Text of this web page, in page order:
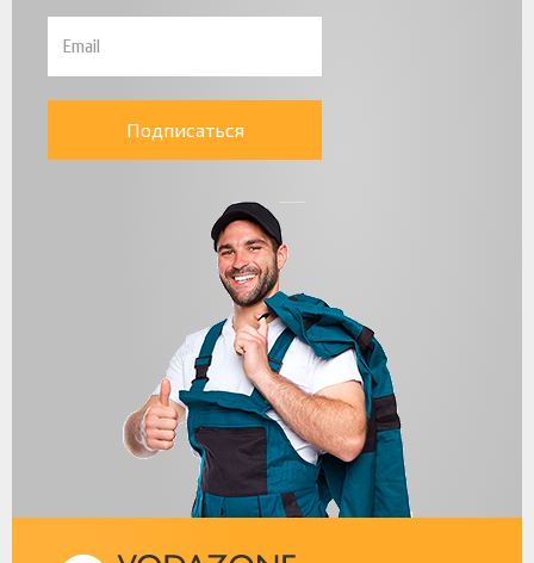
Подписаться